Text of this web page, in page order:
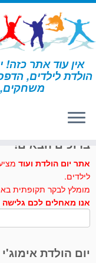
דלג
לתוכן
אין עוד אתר כזה!
הולדת לילדים,
דף הבית » בעלי חיים
ברוכים הבאים!
אתר יום הולדת ועוד
לילדים.
מומלץ לבקר תקופתית
אנו מאחלים לכם גלישה
יום הולדת